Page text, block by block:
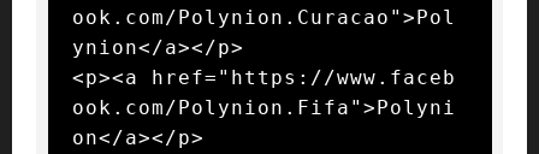
ook.com/Polynion.Curacao">Pol
ynion</a></p>
<p><a href="https://www.faceb
ook.com/Polynion.Fifa">Polyni
on</a></p>